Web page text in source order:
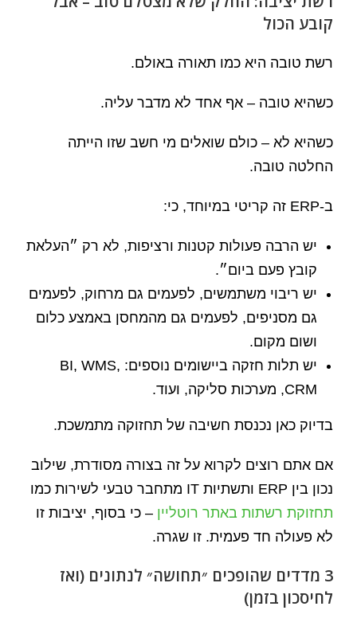
קובע הכול
רשת טובה היא כמו תאורה באולם.
כשהיא טובה – אף אחד לא מדבר עליה.
כשהיא לא – כולם שואלים מי חשב שזו הייתה
החלטה טובה.
ב-ERP זה קריטי במיוחד, כי:
יש הרבה פעולות קטנות ורציפות, לא רק ״העלאת
קובץ פעם ביום״.
יש ריבוי משתמשים, לפעמים גם מרחוק, לפעמים
גם מסניפים, לפעמים גם מהמחסן באמצע כלום
ושום מקום.
יש תלות חזקה ביישומים נוספים: BI, WMS,
CRM, מערכות סליקה, ועוד.
בדיוק כאן נכנסת חשיבה של תחזוקה מתמשכת.
אם אתם רוצים לקרוא על זה בצורה מסודרת, שילוב
נכון בין ERP ותשתיות IT מתחבר טבעי לשירות כמו
תחזוקת רשתות באתר רוטליין – כי בסוף, יציבות זו
לא פעולה חד פעמית. זו שגרה.
3 מדדים שהופכים ״תחושה״ לנתונים (ואז
לחיסכון בזמן)